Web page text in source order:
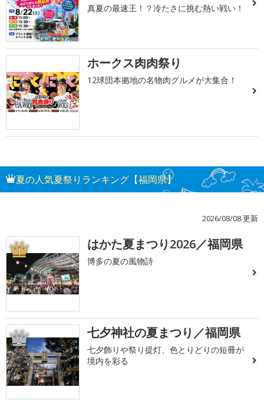
真夏の最速王！？冷たさに挑む熱い戦い！
ホークス肉肉祭り
12球団本拠地の名物肉グルメが大集合！
夏の人気夏祭りランキング【福岡県】
2026/08/08 更新
1 はかた夏まつり2026／福岡県
博多の夏の風物詩
2 七夕神社の夏まつり／福岡県
七夕飾りや祭り提灯、色とりどりの短冊が
境内を彩る